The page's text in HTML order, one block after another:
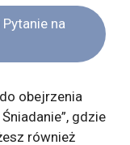
na
obejrzenia
gdzie
również